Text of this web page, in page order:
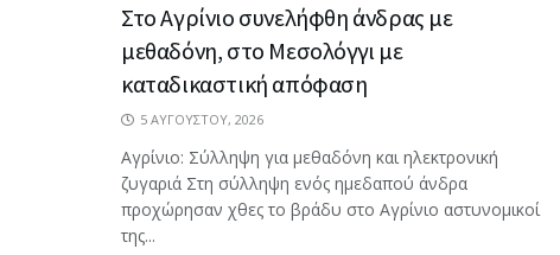
Στο Αγρίνιο συνελήφθη άνδρας με
μεθαδόνη, στο Μεσολόγγι με
καταδικαστική απόφαση
5 ΑΥΓΟΎΣΤΟΥ, 2026
Aγρίνιο: Σύλληψη για μεθαδόνη και ηλεκτρονική
ζυγαριά Στη σύλληψη ενός ημεδαπού άνδρα
προχώρησαν χθες το βράδυ στο Αγρίνιο αστυνομικοί
της...